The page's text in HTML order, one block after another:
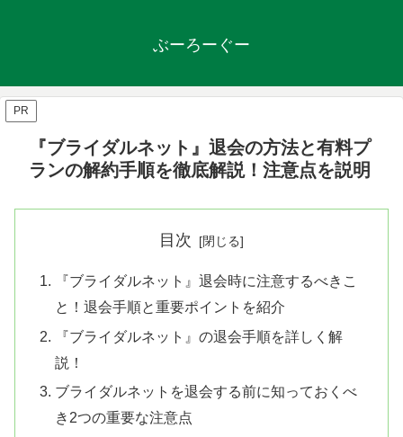
ぶーろーぐー
PR
『ブライダルネット』退会の方法と有料プ
ランの解約手順を徹底解説！注意点を説明
目次
『ブライダルネット』退会時に注意するべきこ
と！退会手順と重要ポイントを紹介
『ブライダルネット』の退会手順を詳しく解
説！
ブライダルネットを退会する前に知っておくべ
き2つの重要な注意点